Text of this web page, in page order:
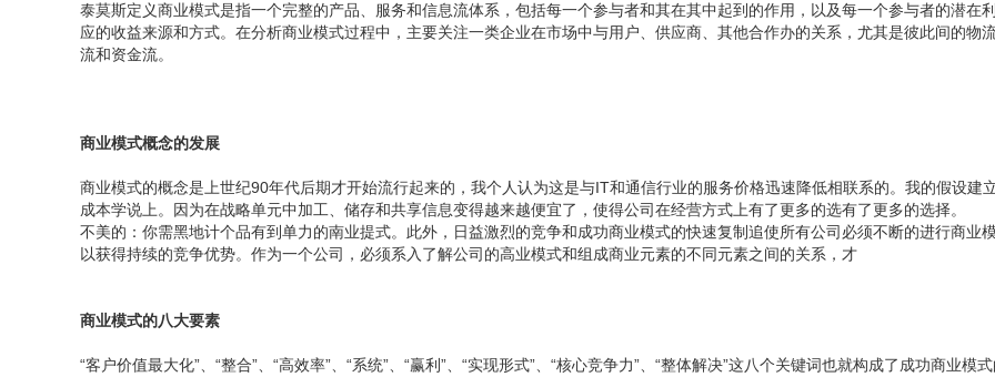
泰莫斯定义商业模式是指一个完整的产品、服务和信息流体系，包括每一个参与者和其在其中起到的作用，以及每一个参与者的潜在
应的收益来源和方式。在分析商业模式过程中，主要关注一类企业在市场中与用户、供应商、其他合作办的关系，尤其是彼此间的物
流和资金流。
商业模式概念的发展
商业模式的概念是上世纪90年代后期才开始流行起来的，我个人认为这是与IT和通信行业的服务价格迅速降低相联系的。我的假设建
成本学说上。因为在战略单元中加工、储存和共享信息变得越来越便宜了，使得公司在经营方式上有了更多的选有了更多的选择。
不美的：你需黑地计个品有到单力的南业提式。此外，日益激烈的竞争和成功商业模式的快速复制追使所有公司必须不断的进行商业
以获得持续的竞争优势。作为一个公司，必须系入了解公司的高业模式和组成商业元素的不同元素之间的关系，才
商业模式的八大要素
“客户价值最大化”、“整合”、“高效率”、“系统”、“赢利”、“实现形式”、“核心竞争力”、“整体解决”这八个关键词也就构成了成功商业模